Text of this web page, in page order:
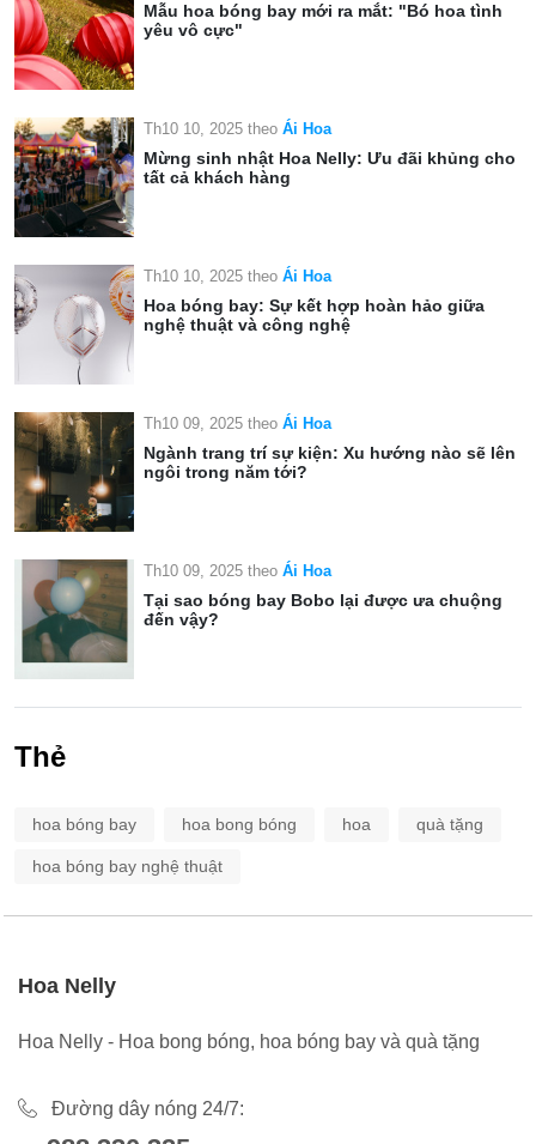
Mẫu hoa bóng bay mới ra mắt: "Bó hoa tình
yêu vô cực"
Th10 10, 2025 theo Ái Hoa
Mừng sinh nhật Hoa Nelly: Ưu đãi khủng cho
tất cả khách hàng
Th10 10, 2025 theo Ái Hoa
Hoa bóng bay: Sự kết hợp hoàn hảo giữa
nghệ thuật và công nghệ
Th10 09, 2025 theo Ái Hoa
Ngành trang trí sự kiện: Xu hướng nào sẽ lên
ngôi trong năm tới?
Th10 09, 2025 theo Ái Hoa
Tại sao bóng bay Bobo lại được ưa chuộng
đến vậy?
Thẻ
hoa bóng bay hoa bong bóng hoa quà tặng
hoa bóng bay nghệ thuật
Hoa Nelly
Hoa Nelly - Hoa bong bóng, hoa bóng bay và quà tặng
Đường dây nóng 24/7: